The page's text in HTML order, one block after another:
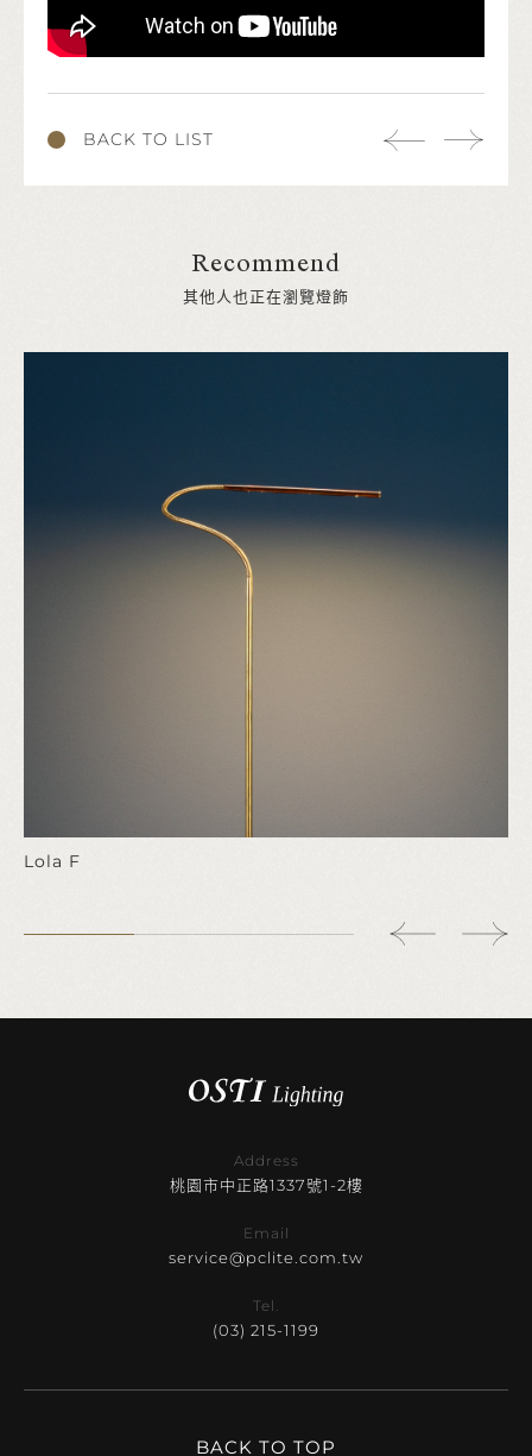
BACK TO LIST
Recommend
其他人也正在瀏覽燈飾
Lola F
Address
桃園市中正路1337號1-2樓
Email
service@pclite.com.tw
Tel.
(03) 215-1199
BACK TO TOP